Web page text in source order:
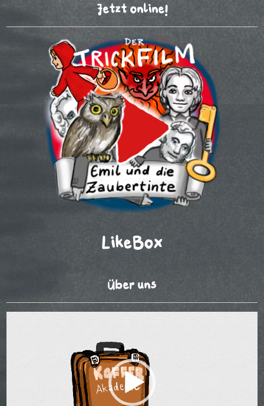
Jetzt online!
LikeBox
Über uns